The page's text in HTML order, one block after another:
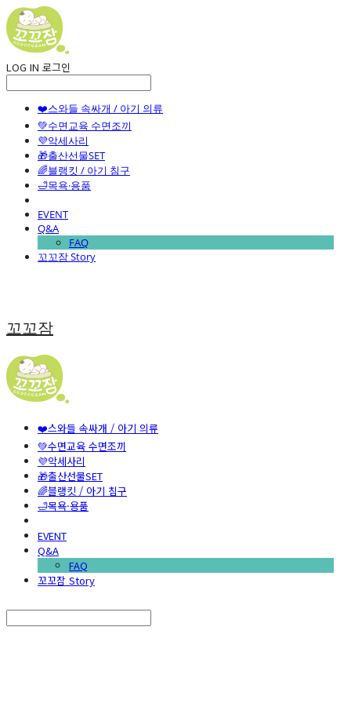
LOG IN 로그인
❤️스와들 속싸개 / 아기 의류
💚수면교육 수면조끼
💜악세사리
🎁출산선물SET
🌈블랭킷 / 아기 침구
🛁목욕·용품
EVENT
Q&A
FAQ
꼬꼬잠 Story
꼬꼬잠
❤️스와들 속싸개 / 아기 의류
💚수면교육 수면조끼
💜악세사리
🎁출산선물SET
🌈블랭킷 / 아기 침구
🛁목욕·용품
EVENT
Q&A
FAQ
꼬꼬잠 Story